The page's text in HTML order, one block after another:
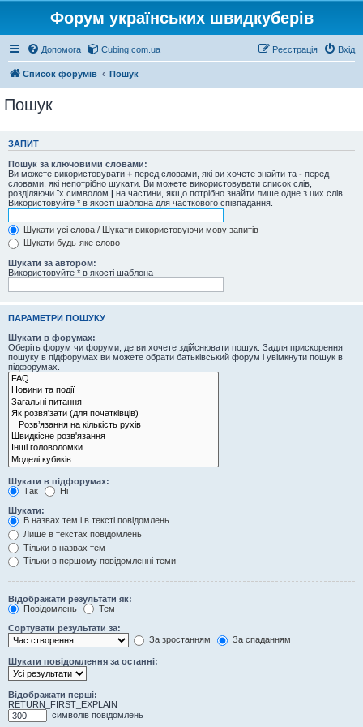
Форум українських швидкуберів
Допомога Cubing.com.ua Вхід
Реєстрація
Список форумів Пошук
Пошук
ЗАПИТ
Пошук за ключовими словами:
Ви можете використовувати + перед словами, які ви хочете знайти та - перед
словами, які непотрібно шукати. Ви можете використовувати список слів,
розділяючи їх символом | на частини, якщо потрібно знайти лише одне з цих слів.
Використовуйте * в якості шаблона для часткового співпадання.
Шукати усі слова / Шукати використовуючи мову запитів
Шукати будь-яке слово
Шукати за автором:
Використовуйте * в якості шаблона
ПАРАМЕТРИ ПОШУКУ
Шукати в форумах:
Оберіть форум чи форуми, де ви хочете здійснювати пошук. Задля прискорення
пошуку в підфорумах ви можете обрати батьківський форум і увімкнути пошук в
підфорумах.
Шукати в підфорумах:
Так
Ні
Шукати:
В назвах тем і в тексті повідомлень
Лише в текстах повідомлень
Тільки в назвах тем
Тільки в першому повідомленні теми
Відображати результати як:
Повідомлень
Тем
Сортувати результати за:
За зростанням
За спаданням
Шукати повідомлення за останні:
Відображати перші:
RETURN_FIRST_EXPLAIN
символів повідомлень